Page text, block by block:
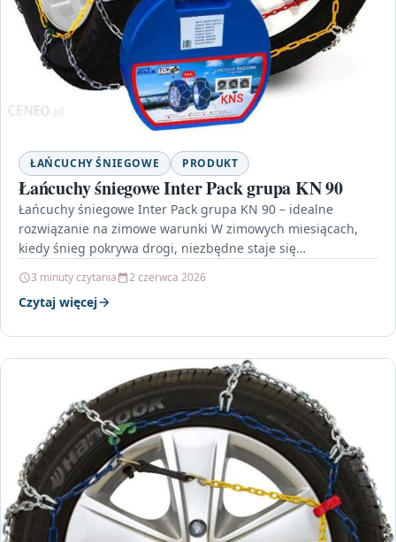
ŁAŃCUCHY ŚNIEGOWE PRODUKT
Łańcuchy śniegowe Inter Pack grupa KN 90
Łańcuchy śniegowe Inter Pack grupa KN 90 – idealne
rozwiązanie na zimowe warunki W zimowych miesiącach,
kiedy śnieg pokrywa drogi, niezbędne staje się
3 minuty czytania 2 czerwca 2026
Czytaj więcej